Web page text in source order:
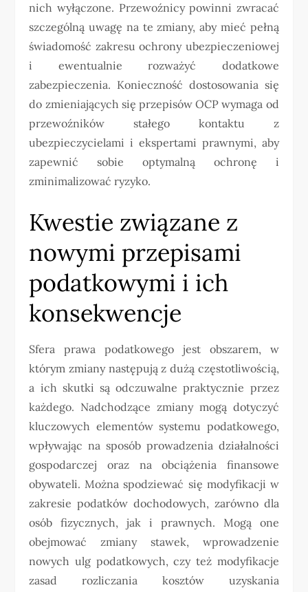
nich wyłączone. Przewoźnicy powinni zwracać
szczególną uwagę na te zmiany, aby mieć pełną
świadomość zakresu ochrony ubezpieczeniowej
i ewentualnie rozważyć dodatkowe
zabezpieczenia. Konieczność dostosowania się
do zmieniających się przepisów OCP wymaga od
przewoźników stałego kontaktu z
ubezpieczycielami i ekspertami prawnymi, aby
zapewnić sobie optymalną ochronę i
zminimalizować ryzyko.
Kwestie związane z
nowymi przepisami
podatkowymi i ich
konsekwencje
Sfera prawa podatkowego jest obszarem, w
którym zmiany następują z dużą częstotliwością,
a ich skutki są odczuwalne praktycznie przez
każdego. Nadchodzące zmiany mogą dotyczyć
kluczowych elementów systemu podatkowego,
wpływając na sposób prowadzenia działalności
gospodarczej oraz na obciążenia finansowe
obywateli. Można spodziewać się modyfikacji w
zakresie podatków dochodowych, zarówno dla
osób fizycznych, jak i prawnych. Mogą one
obejmować zmiany stawek, wprowadzenie
nowych ulg podatkowych, czy też modyfikacje
zasad rozliczania kosztów uzyskania